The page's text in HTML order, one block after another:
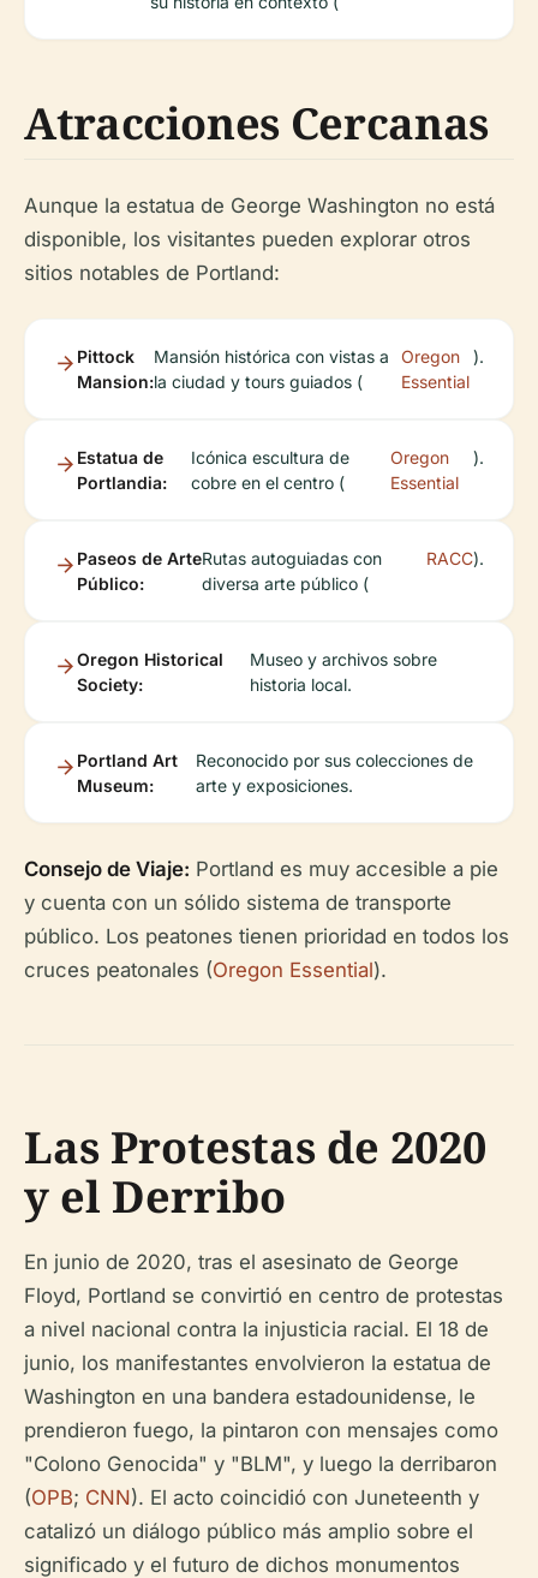
Atracciones Cercanas
Aunque la estatua de George Washington no está
disponible, los visitantes pueden explorar otros
sitios notables de Portland:
Pittock
Mansion:
Mansión histórica con vistas a
la ciudad y tours guiados (
Oregon
Essential
).
Estatua de
Portlandia:
Icónica escultura de
cobre en el centro (
Oregon
Essential
).
Paseos de Arte
Público:
Rutas autoguiadas con
diversa arte público (
RACC).
Oregon Historical
Society:
Museo y archivos sobre
historia local.
Portland Art
Museum:
Reconocido por sus colecciones de
arte y exposiciones.
Consejo de Viaje: Portland es muy accesible a pie
y cuenta con un sólido sistema de transporte
público. Los peatones tienen prioridad en todos los
cruces peatonales (Oregon Essential).
Las Protestas de 2020
y el Derribo
En junio de 2020, tras el asesinato de George
Floyd, Portland se convirtió en centro de protestas
a nivel nacional contra la injusticia racial. El 18 de
junio, los manifestantes envolvieron la estatua de
Washington en una bandera estadounidense, le
prendieron fuego, la pintaron con mensajes como
"Colono Genocida" y "BLM", y luego la derribaron
(OPB; CNN). El acto coincidió con Juneteenth y
catalizó un diálogo público más amplio sobre el
significado y el futuro de dichos monumentos